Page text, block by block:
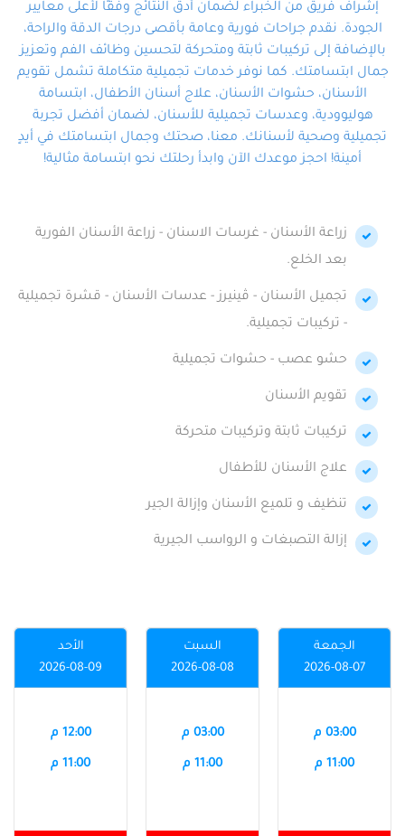
احترافية ودقة.
إشراف فريق من الخبراء لضمان أدق النتائج وفقًا لأعلى معايير
الجودة. نقدم جراحات فورية وعامة بأقصى درجات الدقة والراحة،
بالإضافة إلى تركيبات ثابتة ومتحركة لتحسين وظائف الفم وتعزيز
جمال ابتسامتك. كما نوفر خدمات تجميلية متكاملة تشمل تقويم
الأسنان، حشوات الأسنان، علاج أسنان الأطفال، ابتسامة
هوليوودية، وعدسات تجميلية للأسنان، لضمان أفضل تجربة
تجميلية وصحية لأسنانك. معنا، صحتك وجمال ابتسامتك في أيدٍ
أمينة! احجز موعدك الآن وابدأ رحلتك نحو ابتسامة مثالية!
زراعة الأسنان - غرسات الاسنان - زراعة الأسنان الفورية
بعد الخلع.
تجميل الأسنان - ڤينيرز - عدسات الأسنان - قشرة تجميلية
- تركيبات تجميلية.
حشو عصب - حشوات تجميلية
تقويم الأسنان
تركيبات ثابتة وتركيبات متحركة
علاج الأسنان للأطفال
تنظيف و تلميع الأسنان وإزالة الجير
إزالة التصبغات و الرواسب الجيرية
الجمعة
2026-08-07
03:00 م
11:00 م
السبت
2026-08-08
03:00 م
11:00 م
الأحد
2026-08-09
12:00 م
11:00 م